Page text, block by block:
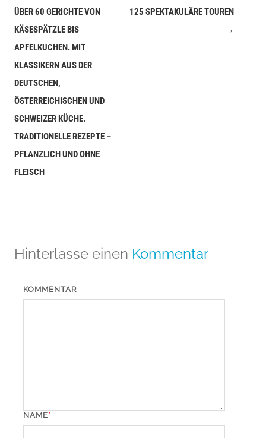
Navigation
(Beiträge)
ÜBER 60 GERICHTE VON
KÄSESPÄTZLE BIS
APFELKUCHEN. MIT
KLASSIKERN AUS DER
DEUTSCHEN,
ÖSTERREICHISCHEN UND
SCHWEIZER KÜCHE.
TRADITIONELLE REZEPTE –
PFLANZLICH UND OHNE
FLEISCH
125 SPEKTAKULÄRE TOUREN
→
Hinterlasse einen Kommentar
KOMMENTAR
NAME*